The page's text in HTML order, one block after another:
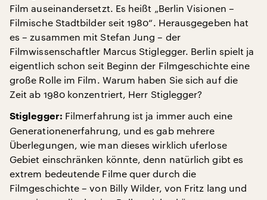
Film auseinandersetzt. Es heißt „Berlin Visionen –
Filmische Stadtbilder seit 1980“. Herausgegeben hat
es – zusammen mit Stefan Jung – der
Filmwissenschaftler Marcus Stiglegger. Berlin spielt ja
eigentlich schon seit Beginn der Filmgeschichte eine
große Rolle im Film. Warum haben Sie sich auf die
Zeit ab 1980 konzentriert, Herr Stiglegger?
Stiglegger: Filmerfahrung ist ja immer auch eine
Generationenerfahrung, und es gab mehrere
Überlegungen, wie man dieses wirklich uferlose
Gebiet einschränken könnte, denn natürlich gibt es
extrem bedeutende Filme quer durch die
Filmgeschichte – von Billy Wilder, von Fritz lang und